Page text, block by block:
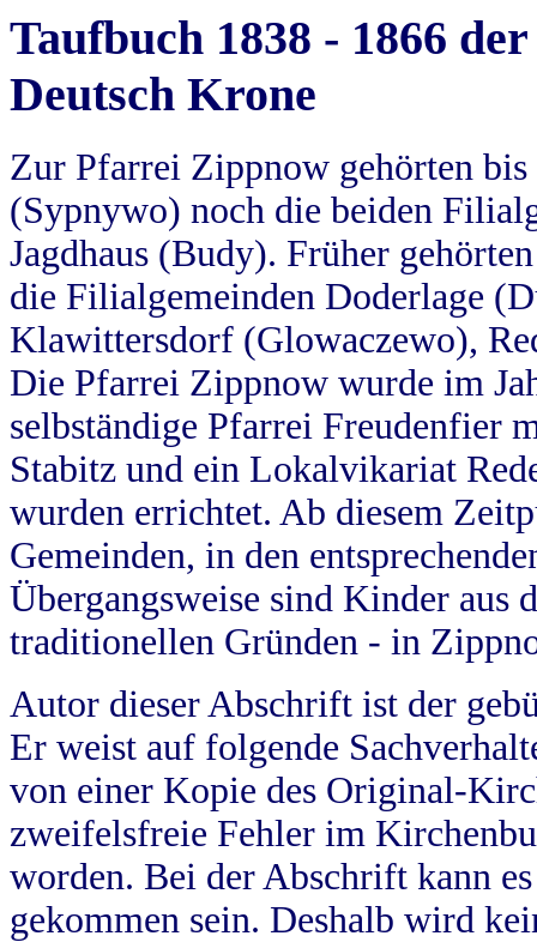
Taufbuch 1838 - 1866
Deutsch Krone
Zur Pfarrei Zippnow gehörten
(Sypnywo) noch die beiden
Jagdhaus (Budy). Früher
die Filialgemeinden Doderlage
Klawittersdorf (Glowaczewo),
Die Pfarrei Zippnow wurde im
selbständige Pfarrei Freudenfier
Stabitz und ein Lokalvikariat
wurden errichtet. Ab diesem
Gemeinden, in den
Übergangsweise sind Kinder aus
traditionellen Gründen - in
Autor dieser Abschrift ist der
Er weist auf folgende
von einer Kopie des Original-
zweifelsfreie Fehler im
worden. Bei der Abschrift kann
gekommen sein. Deshalb wird